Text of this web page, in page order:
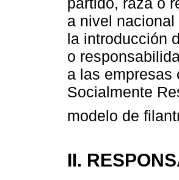
a nivel
la introducción
o
a las empresas
Socialmente
modelo de
II.